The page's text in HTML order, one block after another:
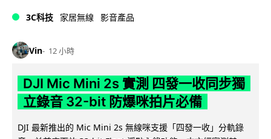
3C科技 家居無線 影音產品
Vin 12 小時
DJI Mic Mini 2s 實測 四發一收同步獨
立錄音 32-bit 防爆咪拍片必備
DJI 最新推出的 Mic Mini 2s 無線咪支援「四發一收」分軌錄